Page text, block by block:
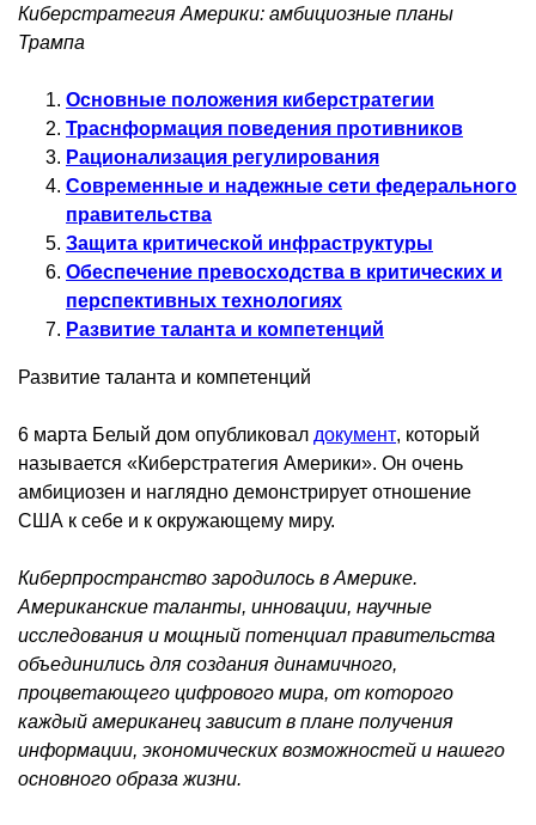
Киберстратегия Америки: амбициозные планы
Трампа
Основные положения киберстратегии
Траснформация поведения противников
Рационализация регулирования
Современные и надежные сети федерального
правительства
Защита критической инфраструктуры
Обеспечение превосходства в критических и
перспективных технологиях
Развитие таланта и компетенций
Развитие таланта и компетенций
6 марта Белый дом опубликовал документ, который
называется «Киберстратегия Америки». Он очень
амбициозен и наглядно демонстрирует отношение
США к себе и к окружающему миру.
Киберпространство зародилось в Америке.
Американские таланты, инновации, научные
исследования и мощный потенциал правительства
объединились для создания динамичного,
процветающего цифрового мира, от которого
каждый американец зависит в плане получения
информации, экономических возможностей и нашего
основного образа жизни.